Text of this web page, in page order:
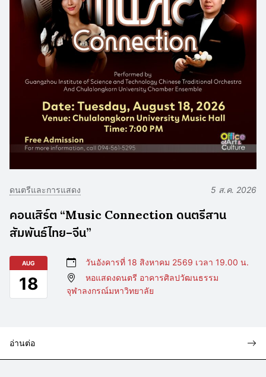
ดนตรีและการแสดง 5 ส.ค. 2026
คอนเสิร์ต “Music Connection ดนตรีสาน
สัมพันธ์ไทย–จีน”
AUG
18
วันอังคารที่ 18 สิงหาคม 2569 เวลา 19.00 น.
หอแสดงดนตรี อาคารศิลปวัฒนธรรม
จุฬาลงกรณ์มหาวิทยาลัย
อ่านต่อ